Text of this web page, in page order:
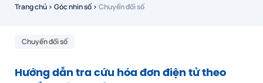
Trang chủ › Góc nhìn số› Chuyển đổi số
Chuyển đổi số
Hướng dẫn tra cứu hóa đơn điện tử theo